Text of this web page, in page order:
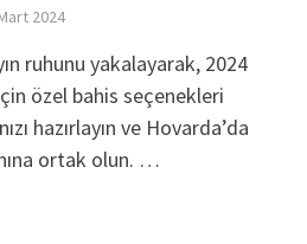
2024
ruhunu yakalayarak, 2024
özel bahis seçenekleri
hazırlayın ve Hovarda’da
ortak olun. …